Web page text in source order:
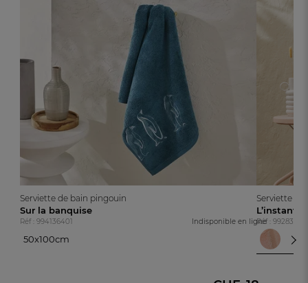
Serviette de bain pingouin
Sur la banquise
Réf : 994136401 Indisponible en ligne
50x100cm
Serviette de
L’instant
Réf :